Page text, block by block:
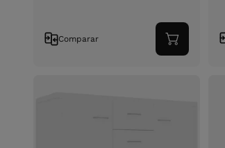
Comparar
Adicionar
ao